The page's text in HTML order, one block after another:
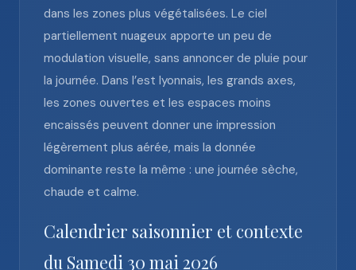
dans les zones plus végétalisées. Le ciel
partiellement nuageux apporte un peu de
modulation visuelle, sans annoncer de pluie pour
la journée. Dans l’est lyonnais, les grands axes,
les zones ouvertes et les espaces moins
encaissés peuvent donner une impression
légèrement plus aérée, mais la donnée
dominante reste la même : une journée sèche,
chaude et calme.
Calendrier saisonnier et contexte
du Samedi 30 mai 2026